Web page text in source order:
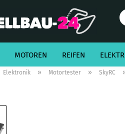
MOTOREN REIFEN
Elektronik » Motortester » SkyRC